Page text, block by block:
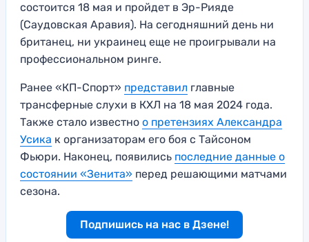
состоится 18 мая и пройдет в Эр-Рияде
(Саудовская Аравия). На сегодняшний день ни
британец, ни украинец еще не проигрывали на
профессиональном ринге.
Ранее «КП-Спорт» представил главные
трансферные слухи в КХЛ на 18 мая 2024 года.
Также стало известно о претензиях Александра
Усика к организаторам его боя с Тайсоном
Фьюри. Наконец, появились последние данные о
состоянии «Зенита» перед решающими матчами
сезона.
Подпишись на нас в Дзене!